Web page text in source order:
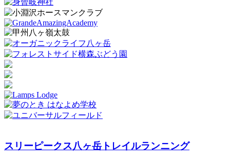
スリーピークス八ヶ岳トレイルランニング